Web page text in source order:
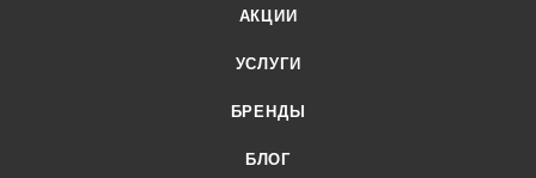
АКЦИИ
УСЛУГИ
БРЕНДЫ
БЛОГ